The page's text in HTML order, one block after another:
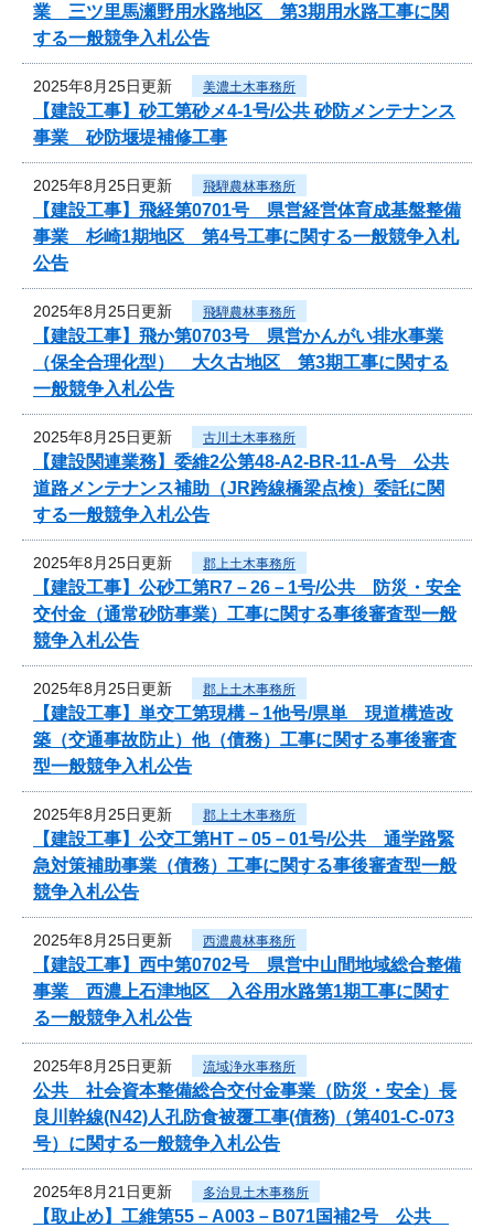
業 三ツ里馬瀬野用水路地区 第3期用水路工事に関
する一般競争入札公告
2025年8月25日更新 美濃土木事務所
【建設工事】砂工第砂メ4-1号/公共 砂防メンテナンス
事業 砂防堰堤補修工事
2025年8月25日更新 飛騨農林事務所
【建設工事】飛経第0701号 県営経営体育成基盤整備
事業 杉崎1期地区 第4号工事に関する一般競争入札
公告
2025年8月25日更新 飛騨農林事務所
【建設工事】飛か第0703号 県営かんがい排水事業
（保全合理化型） 大久古地区 第3期工事に関する
一般競争入札公告
2025年8月25日更新 古川土木事務所
【建設関連業務】委維2公第48-A2-BR-11-A号 公共
道路メンテナンス補助（JR跨線橋梁点検）委託に関
する一般競争入札公告
2025年8月25日更新 郡上土木事務所
【建設工事】公砂工第R7－26－1号/公共 防災・安全
交付金（通常砂防事業）工事に関する事後審査型一般
競争入札公告
2025年8月25日更新 郡上土木事務所
【建設工事】単交工第現構－1他号/県単 現道構造改
築（交通事故防止）他（債務）工事に関する事後審査
型一般競争入札公告
2025年8月25日更新 郡上土木事務所
【建設工事】公交工第HT－05－01号/公共 通学路緊
急対策補助事業（債務）工事に関する事後審査型一般
競争入札公告
2025年8月25日更新 西濃農林事務所
【建設工事】西中第0702号 県営中山間地域総合整備
事業 西濃上石津地区 入谷用水路第1期工事に関す
る一般競争入札公告
2025年8月25日更新 流域浄水事務所
公共 社会資本整備総合交付金事業（防災・安全）長
良川幹線(N42)人孔防食被覆工事(債務)（第401-C-073
号）に関する一般競争入札公告
2025年8月21日更新 多治見土木事務所
【取止め】工維第55－A003－B071国補2号 公共